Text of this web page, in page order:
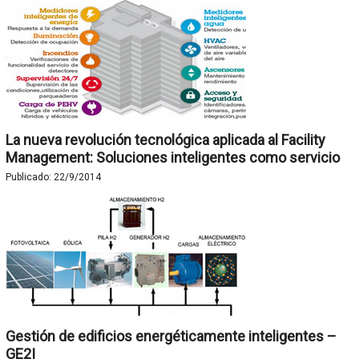
La nueva revolución tecnológica aplicada al Facility
Management: Soluciones inteligentes como servicio
Publicado: 22/9/2014
Gestión de edificios energéticamente inteligentes –
GE2I